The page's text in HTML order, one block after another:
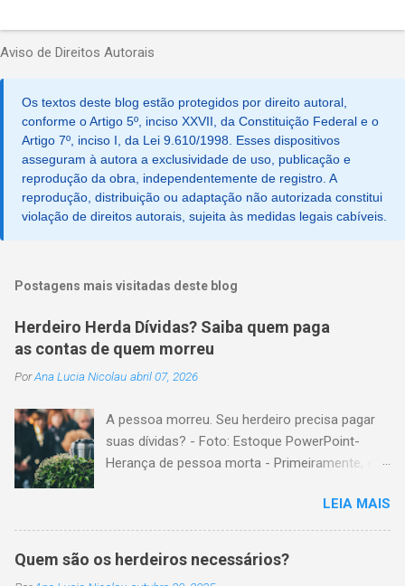
Aviso de Direitos Autorais
Os textos deste blog estão protegidos por direito autoral,
conforme o Artigo 5º, inciso XXVII, da Constituição Federal e o
Artigo 7º, inciso I, da Lei 9.610/1998. Esses dispositivos
asseguram à autora a exclusividade de uso, publicação e
reprodução da obra, independentemente de registro. A
reprodução, distribuição ou adaptação não autorizada constitui
violação de direitos autorais, sujeita às medidas legais cabíveis.
Postagens mais visitadas deste blog
Herdeiro Herda Dívidas? Saiba quem paga
as contas de quem morreu
PorAna Lucia Nicolau abril 07, 2026
A pessoa morreu. Seu herdeiro precisa pagar
suas dívidas? - Foto: Estoque PowerPoint-
Herança de pessoa morta - Primeiramente, é
formado pelos elementos, para transmissão
aos sucessores. Esses elementos são: A)
positivos; ou seja, com importância monetária,
LEIA MAIS
Quem são os herdeiros necessários?